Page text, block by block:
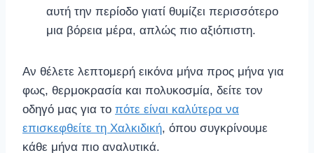
αυτή την περίοδο γιατί θυμίζει περισσότερο
μια βόρεια μέρα, απλώς πιο αξιόπιστη.
Αν θέλετε λεπτομερή εικόνα μήνα προς μήνα για
φως, θερμοκρασία και πολυκοσμία, δείτε τον
οδηγό μας για το πότε είναι καλύτερα να
επισκεφθείτε τη Χαλκιδική, όπου συγκρίνουμε
κάθε μήνα πιο αναλυτικά.